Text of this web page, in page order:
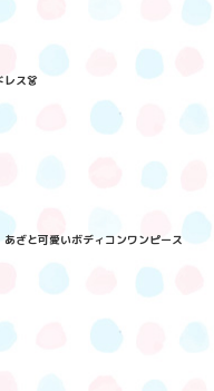
レス👗
あざと可愛いボディコンワンピース